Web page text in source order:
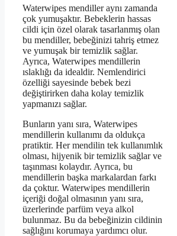
Waterwipes mendiller aynı zamanda
çok yumuşaktır. Bebeklerin hassas
cildi için özel olarak tasarlanmış olan
bu mendiller, bebeğinizi tahriş etmez
ve yumuşak bir temizlik sağlar.
Ayrıca, Waterwipes mendillerin
ıslaklığı da idealdir. Nemlendirici
özelliği sayesinde bebek bezi
değiştirirken daha kolay temizlik
yapmanızı sağlar.
Bunların yanı sıra, Waterwipes
mendillerin kullanımı da oldukça
pratiktir. Her mendilin tek kullanımlık
olması, hijyenik bir temizlik sağlar ve
taşınması kolaydır. Ayrıca, bu
mendillerin başka markalardan farkı
da çoktur. Waterwipes mendillerin
içeriği doğal olmasının yanı sıra,
üzerlerinde parfüm veya alkol
bulunmaz. Bu da bebeğinizin cildinin
sağlığını korumaya yardımcı olur.